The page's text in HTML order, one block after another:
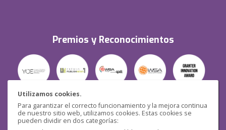
Utilizamos cookies.
Para garantizar el correcto funcionamiento y la mejora continua
de nuestro sitio web, utilizamos cookies. Estas cookies se
pueden dividir en dos categorías:
Premios y Reconocimientos
Seguridad